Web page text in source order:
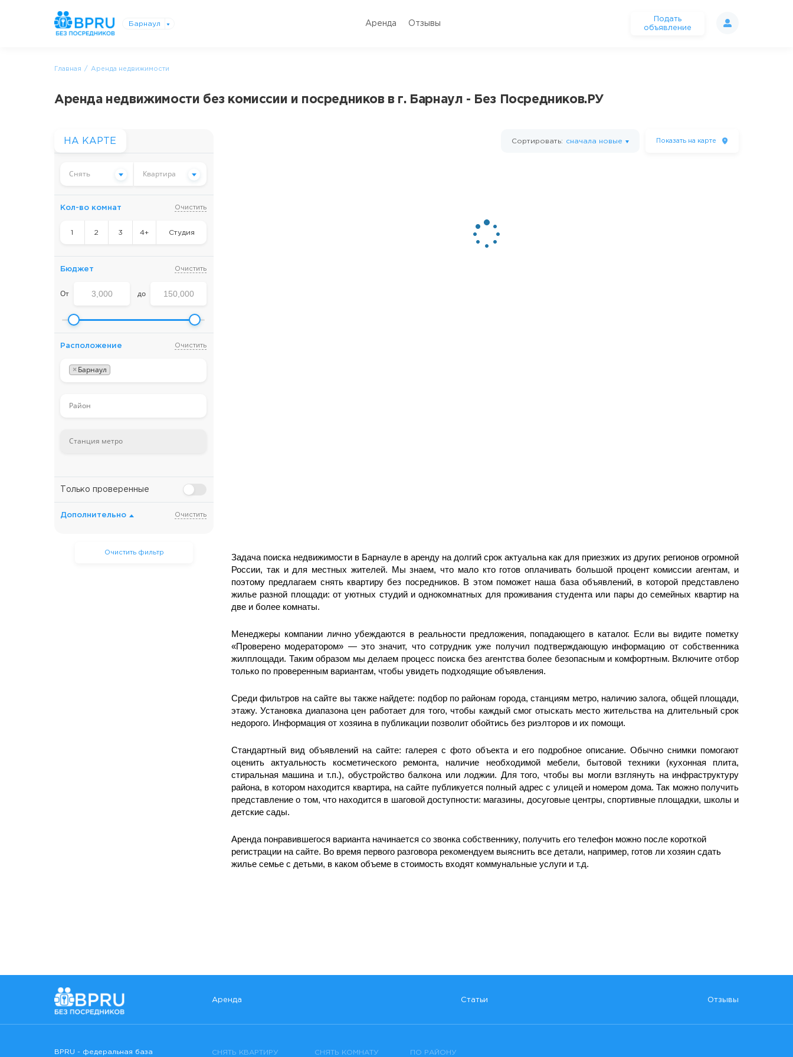
Барнаул Аренда Отзывы
Подать
объявление
Главная Аренда недвижимости
Аренда недвижимости без комиссии и посредников в г. Барнаул - Без Посредников.РУ
Снять Квартира
Кол-во комнат Очистить
1 2 3 4+ Студия
Бюджет Очистить
От до
Расположение Очистить
×Барнаул
Только проверенные
Дополнительно Очистить
НА КАРТЕ
Очистить фильтр
Сортировать: сначала новые Показать на карте
Задача поиска недвижимости в Барнауле в аренду на долгий срок актуальна как для приезжих из других регионов огромной
России, так и для местных жителей. Мы знаем, что мало кто готов оплачивать большой процент комиссии агентам, и
поэтому предлагаем снять квартиру без посредников. В этом поможет наша база объявлений, в которой представлено
жилье разной площади: от уютных студий и однокомнатных для проживания студента или пары до семейных квартир на
две и более комнаты.
Менеджеры компании лично убеждаются в реальности предложения, попадающего в каталог. Если вы видите пометку
«Проверено модератором» — это значит, что сотрудник уже получил подтверждающую информацию от собственника
жилплощади. Таким образом мы делаем процесс поиска без агентства более безопасным и комфортным. Включите отбор
только по проверенным вариантам, чтобы увидеть подходящие объявления.
Среди фильтров на сайте вы также найдете: подбор по районам города, станциям метро, наличию залога, общей площади,
этажу. Установка диапазона цен работает для того, чтобы каждый смог отыскать место жительства на длительный срок
недорого. Информация от хозяина в публикации позволит обойтись без риэлторов и их помощи.
Стандартный вид объявлений на сайте: галерея с фото объекта и его подробное описание. Обычно снимки помогают
оценить актуальность косметического ремонта, наличие необходимой мебели, бытовой техники (кухонная плита,
стиральная машина и т.п.), обустройство балкона или лоджии. Для того, чтобы вы могли взглянуть на инфраструктуру
района, в котором находится квартира, на сайте публикуется полный адрес с улицей и номером дома. Так можно получить
представление о том, что находится в шаговой доступности: магазины, досуговые центры, спортивные площадки, школы и
детские сады.
Аренда понравившегося варианта начинается со звонка собственнику, получить его телефон можно после короткой
регистрации на сайте. Во время первого разговора рекомендуем выяснить все детали, например, готов ли хозяин сдать
жилье семье с детьми, в каком объеме в стоимость входят коммунальные услуги и т.д.
Аренда Статьи Отзывы
BPRU - федеральная база СНЯТЬ КВАРТИРУ СНЯТЬ КОМНАТУ ПО РАЙОНУ